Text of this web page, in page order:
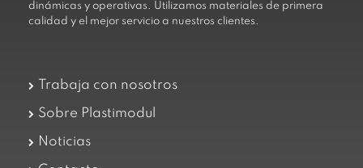
dinámicas y operativas. Utilizamos materiales de primera
calidad y el mejor servicio a nuestros clientes.
Trabaja con nosotros
Sobre Plastimodul
Noticias